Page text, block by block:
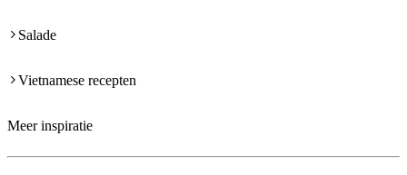
Salade
Vietnamese recepten
Meer inspiratie